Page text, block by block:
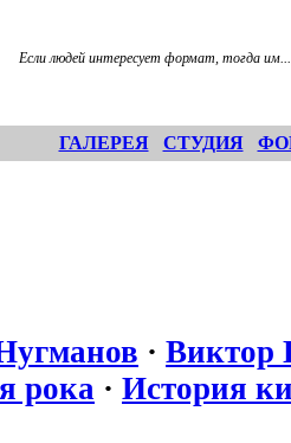
Если людей интересует формат, тогда
ГАЛЕРЕЯ СТУДИЯ
· Виктор
рока · История